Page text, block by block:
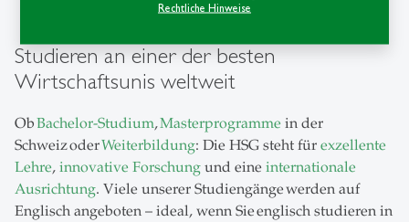
Rechtliche Hinweise
Studieren an einer der besten
Wirtschaftsunis weltweit
ObBachelor-Studium,Masterprogramme in der
Schweiz oderWeiterbildung: Die HSG steht für exzellente
Lehre, innovative Forschung und eine internationale
Ausrichtung. Viele unserer Studiengänge werden auf
Englisch angeboten – ideal, wenn Sie englisch studieren in